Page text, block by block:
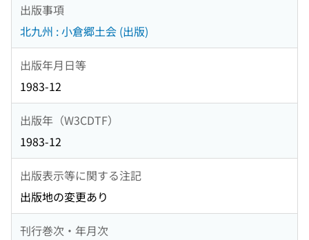
出版事項
北九州 : 小倉郷土会 (出版)
出版年月日等
1983-12
出版年（W3CDTF）
1983-12
出版表示等に関する注記
出版地の変更あり
刊行巻次・年月次